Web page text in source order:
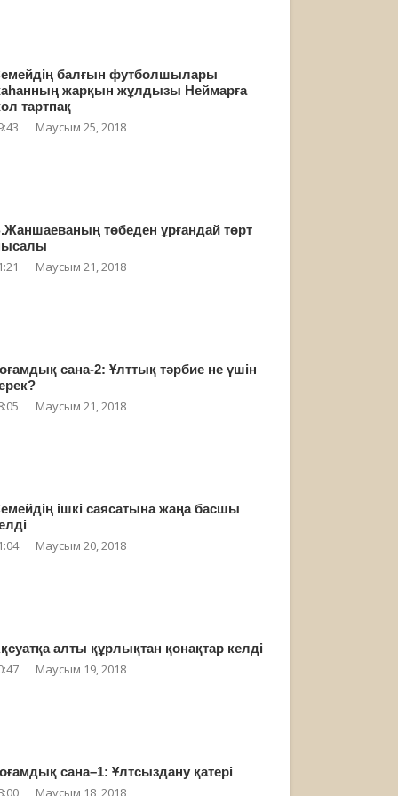
балғын футболшылары
жарқын жұлдызы Неймарға
тартпақ
Маусым 25, 2018
төбеден ұрғандай төрт
Маусым 21, 2018
сана-2: Ұлттық тәрбие не үшін
Маусым 21, 2018
ішкі саясатына жаңа басшы
Маусым 20, 2018
алты құрлықтан қонақтар келді
Маусым 19, 2018
сана–1: Ұлтсыздану қатері
Маусым 18, 2018